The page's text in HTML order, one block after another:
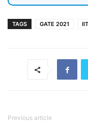
TAGS GATE 2021
Previous article